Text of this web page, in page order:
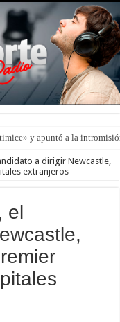
y apuntó a la
a dirigir Newcastle,
extranjeros
el